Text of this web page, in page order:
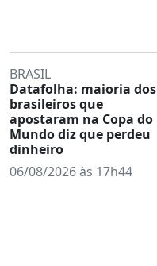
BRASIL
Datafolha: maioria dos
brasileiros que
apostaram na Copa do
Mundo diz que perdeu
dinheiro
06/08/2026 às 17h44